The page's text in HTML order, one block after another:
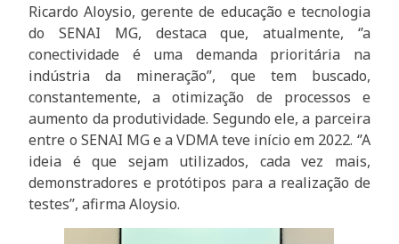
Ricardo Aloysio, gerente de educação e tecnologia
do SENAI MG, destaca que, atualmente, ‘’a
conectividade é uma demanda prioritária na
indústria da mineração’’, que tem buscado,
constantemente, a otimização de processos e
aumento da produtividade. Segundo ele, a parceira
entre o SENAI MG e a VDMA teve início em 2022. ‘’A
ideia é que sejam utilizados, cada vez mais,
demonstradores e protótipos para a realização de
testes’’, afirma Aloysio.